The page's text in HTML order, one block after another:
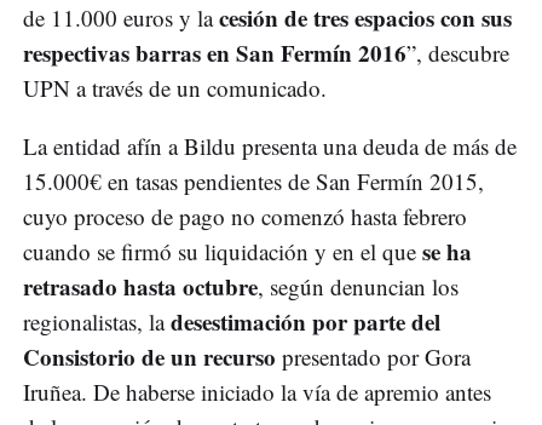
de 11.000 euros y lacesión de tres espacios con sus
respectivas barras en San Fermín 2016”, descubre
UPN a través de un comunicado.
La entidad afín a Bildu presenta una deuda de más de
15.000€ en tasas pendientes de San Fermín 2015,
cuyo proceso de pago no comenzó hasta febrero
cuando se firmó su liquidación y en el que se ha
retrasado hasta octubre, según denuncian los
regionalistas, ladesestimación por parte del
Consistorio de un recurso presentado por Gora
Iruñea. De haberse iniciado la vía de apremio antes